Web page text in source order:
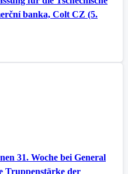
banka, Colt CZ (5.
31. Woche bei General
Truppenstärke der